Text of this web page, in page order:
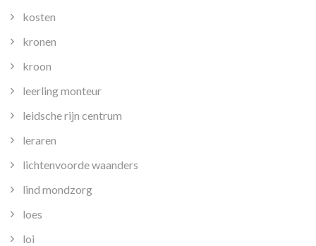
kosten
kronen
kroon
leerling monteur
leidsche rijn centrum
leraren
lichtenvoorde waanders
lind mondzorg
loes
loi